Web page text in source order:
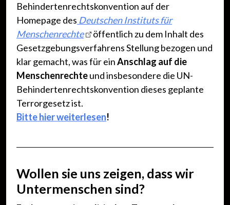
Behindertenrechtskonvention auf der
Homepage des Deutschen Instituts für
Menschenrechte
öffentlich zu dem Inhalt des
Gesetzgebungsverfahrens Stellung bezogen und
klar gemacht, was für einAnschlag auf die
Menschenrechteund insbesondere die UN-
Behindertenrechtskonvention dieses geplante
Terrorgesetz ist.
Bitte hier weiterlesen!
Wollen sie uns zeigen, dass wir
Untermenschen sind?